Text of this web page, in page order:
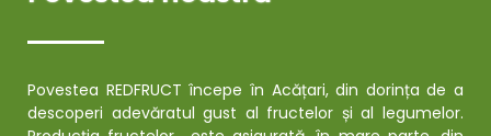
Povestea REDFRUCT începe în Acățari, din dorința de a
descoperi adevăratul gust al fructelor și al legumelor.